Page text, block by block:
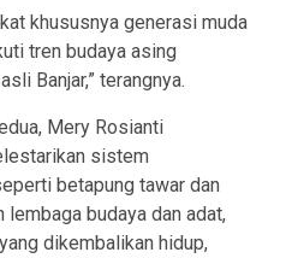
khususnya generasi muda
tren budaya asing
Banjar,” terangnya.
Mery Rosianti
sistem
betapung tawar dan
budaya dan adat,
dikembalikan hidup,